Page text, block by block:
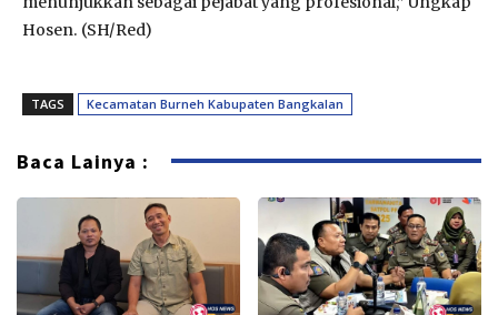
Hosen. (SH/Red)
TAGS Kecamatan Burneh Kabupaten Bangkalan
Baca Lainya :